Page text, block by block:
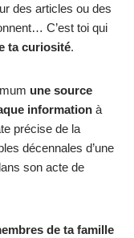
des articles ou des
C’est toi qui
ta curiosité.
une source
information à
précise de la
décennales d’une
son acte de
de ta famille